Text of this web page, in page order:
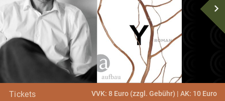
navigate_next
Tickets VVK: 8 Euro (zzgl. Gebühr) | AK: 10 Euro